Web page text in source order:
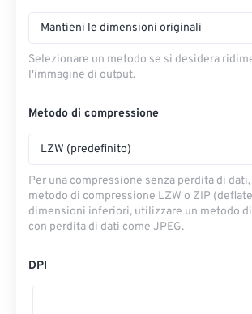
Mantieni le dimensioni originali
Selezionare un metodo se si desidera
l'immagine di output.
Metodo di compressione
LZW (predefinito)
Per una compressione senza perdita di
metodo di compressione LZW o ZIP
dimensioni inferiori, utilizzare un metodo
con perdita di dati come JPEG.
DPI